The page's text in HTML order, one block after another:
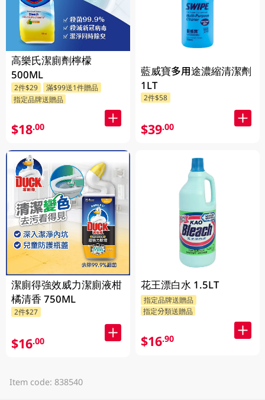
高樂氏潔廁劑檸檬
500ML
2件$29
滿$99送1件贈品
指定品牌送贈品
$18.00
潔廁得強效威力潔廁液柑
橘清香 750ML
2件$27
$16.00
藍威寶多用途濃縮清潔劑
1LT
2件$58
$39.00
花王漂白水 1.5LT
指定品牌送贈品
指定分類送贈品
$16.90
Item code: 838540